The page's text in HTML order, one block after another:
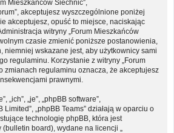
Mieszkańców Siechnic”,
akceptujesz wyszczególnione poniżej
akceptujesz, opuść to miejsce, naciskając
witryny „Forum Mieszkańców
czasie zmienić poniższe postanowienia,
niemniej wskazane jest, aby użytkownicy sami
regulaminu. Korzystanie z witryny „Forum
zmianach regulaminu oznacza, że akceptujesz
prawnymi.
„ich”, „je”, „phpBB software”,
Limited”, „phpBB Teams” działają w oparciu o
technologię phpBB, która jest
board), wydane na licencji „